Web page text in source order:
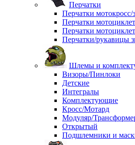
Перчатки
Перчатки мотокросс/
Перчатки
Перчатки
Перчатки/рукавицы
Шлемы и
Визоры/Пинлоки
Детские
Интегралы
Комплектующие
Кросс/Мотард
Модуляр/
Открытый
Подшлемники и